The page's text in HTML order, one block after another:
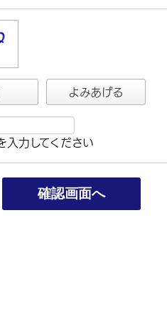
よみあげる
入力してください